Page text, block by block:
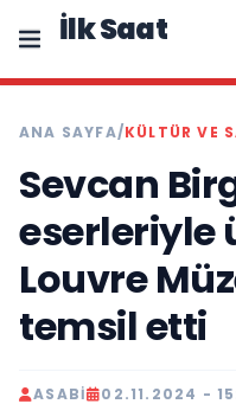
İlk Saat
ANA SAYFA/KÜLTÜR VE
Sevcan
eserleriyle
Louvre
temsil etti
ASABI 02.11.2024 -